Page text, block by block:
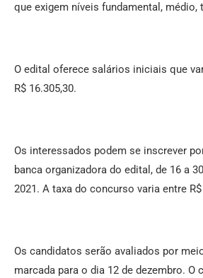
que exigem níveis fundamental, médio,
O edital oferece salários iniciais que
R$ 16.305,30.
Os interessados podem se inscrever
banca organizadora do edital, de 16 a
2021. A taxa do concurso varia entre R$
Os candidatos serão avaliados por
marcada para o dia 12 de dezembro. O